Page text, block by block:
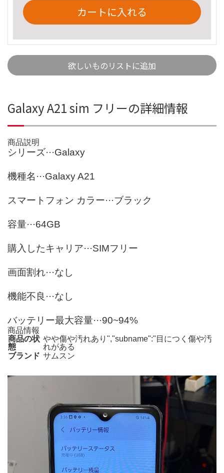
カートに入れる
欲しいものリストに追加
Galaxy A21 sim フリーの詳細情報
商品説明
シリーズ···Galaxy
機種名···Galaxy A21
スマートフォン カラー···ブラック
容量···64GB
購入したキャリア···SIMフリー
画面割れ···なし
機能不良···なし
バッテリー最大容量···90~94%
商品情報
商品の状
態
やや傷や汚れあり","subname":"目につく傷や汚
れがある
ブランド サムスン